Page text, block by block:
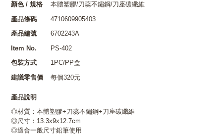
顏色 / 規格
本體塑膠/刀蕊不鏽鋼/刀座碳纖維
產品條碼
4710609905403
產品編號
6702243A
Item No.
PS-402
包裝方式
1PC/PP盒
建議零售價
每個320元
產品說明
◎材質：本體塑膠+刀蕊不鏽鋼+刀座碳纖維
◎尺寸：13.3x9x12.7cm
◎適合一般尺寸鉛筆使用